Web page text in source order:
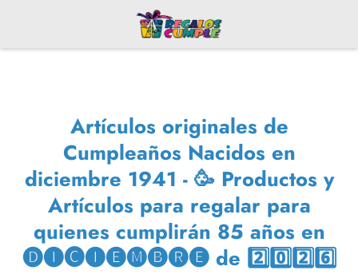
Artículos originales de
Cumpleaños Nacidos en
diciembre 1941 - 🥳 Productos y
Artículos para regalar para
quienes cumplirán 85 años en
🅓🅘🅒🅘🅔🅜🅑🅡🅔 de 2️⃣0️⃣2️⃣6️⃣